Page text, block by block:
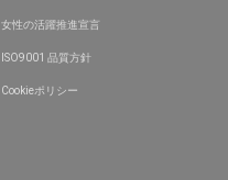
女性の活躍推進宣言
ISO9001 品質方針
Cookieポリシー